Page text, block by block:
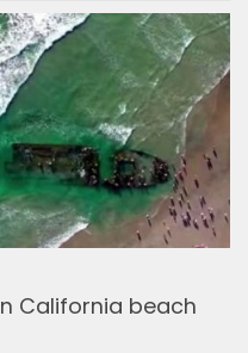
California beach